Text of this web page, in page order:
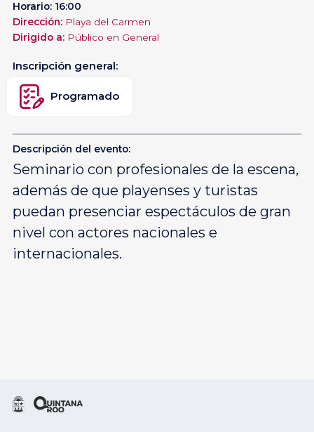
Horario: 16:00
Dirección: Playa del Carmen
Dirigido a: Público en General
Inscripción general:
Programado
Descripción del evento:
Seminario con profesionales de la escena,
además de que playenses y turistas
puedan presenciar espectáculos de gran
nivel con actores nacionales e
internacionales.